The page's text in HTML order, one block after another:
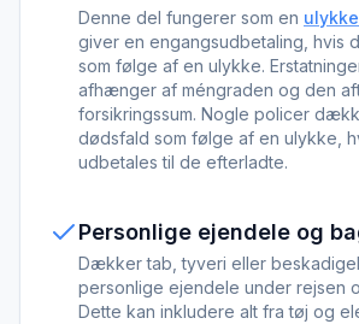
Denne del fungerer som en
giver en engangsudbetaling, hvis
som følge af en ulykke.
afhænger af méngraden og den
forsikringssum. Nogle policer
dødsfald som følge af en ulykke,
udbetales til de efterladte.
Personlige ejendele og
Dækker tab, tyveri eller
personlige ejendele under rejsen
Dette kan inkludere alt fra tøj og